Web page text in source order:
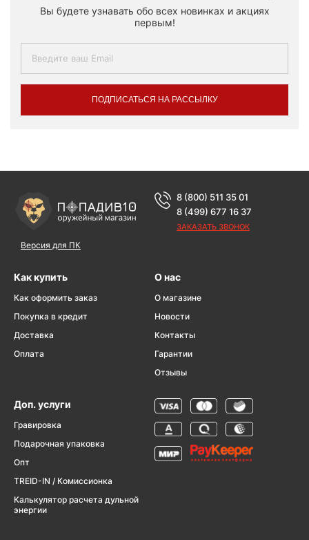
Вы будете узнавать обо всех новинках и акциях
первым!
ПОДПИСАТЬСЯ НА РАССЫЛКУ
Версия для ПК
8 (800) 511 35 01
8 (499) 677 16 37
ЗАКАЗАТЬ ЗВОНОК
Как купить
Как оформить заказ
Покупка в кредит
Доставка
Оплата
О нас
О магазине
Новости
Контакты
Гарантии
Отзывы
Доп. услуги
Гравировка
Подарочная упаковка
Опт
TREID-IN / Комиссионка
Калькулятор расчета дульной
энергии